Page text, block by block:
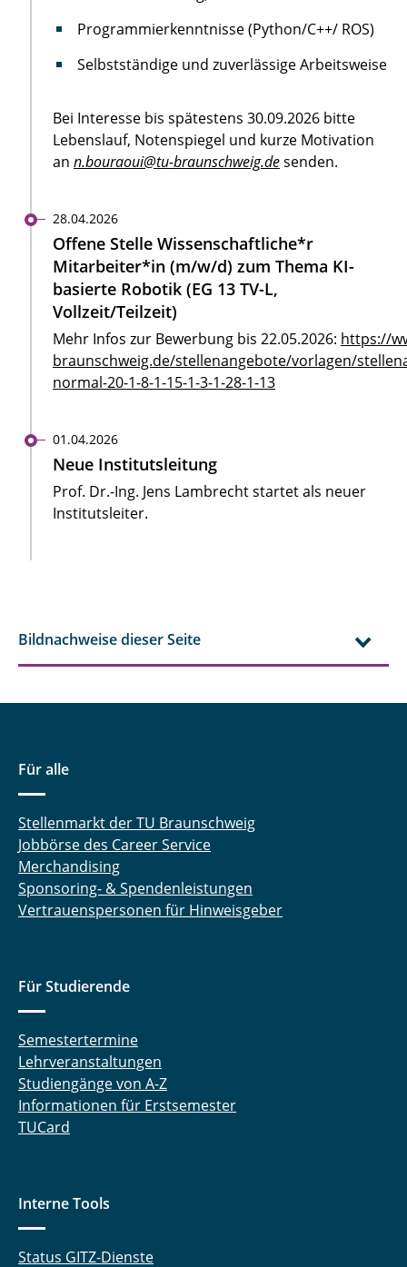
Programmierkenntnisse (Python/C++/ ROS)
Selbstständige und zuverlässige Arbeitsweise
Bei Interesse bis spätestens 30.09.2026 bitte
Lebenslauf, Notenspiegel und kurze Motivation
an n.bouraoui@tu-braunschweig.desenden.
28.04.2026
Offene Stelle Wissenschaftliche*r
Mitarbeiter*in (m/w/d) zum Thema KI-
basierte Robotik (EG 13 TV-L,
Vollzeit/Teilzeit)
Mehr Infos zur Bewerbung bis 22.05.2026: https://
braunschweig.de/stellenangebote/vorlagen/
normal-20-1-8-1-15-1-3-1-28-1-13
01.04.2026
Neue Institutsleitung
Prof. Dr.-Ing. Jens Lambrecht startet als neuer
Institutsleiter.
Bildnachweise dieser Seite
Für alle
Stellenmarkt der TU Braunschweig
Jobbörse des Career Service
Merchandising
Sponsoring- & Spendenleistungen
Vertrauenspersonen für Hinweisgeber
Für Studierende
Semestertermine
Lehrveranstaltungen
Studiengänge von A-Z
Informationen für Erstsemester
TUCard
Interne Tools
Status GITZ-Dienste